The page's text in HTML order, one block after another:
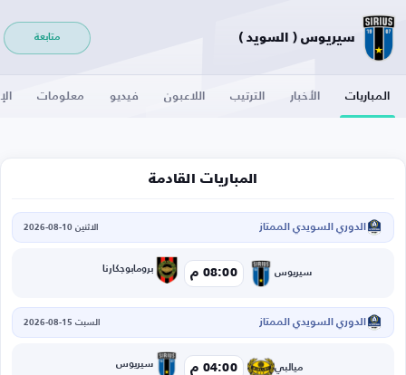
سيريوس ( السويد ) متابعة
المباريات الأخبار الترتيب اللاعبون فيديو معلومات
المباريات القادمة
الدوري السويدي الممتاز الاثنين 10-08-2026
سيريوس 08:00 م برومابوجكارنا
الدوري السويدي الممتاز السبت 15-08-2026
ميالبي 04:00 م سيريوس